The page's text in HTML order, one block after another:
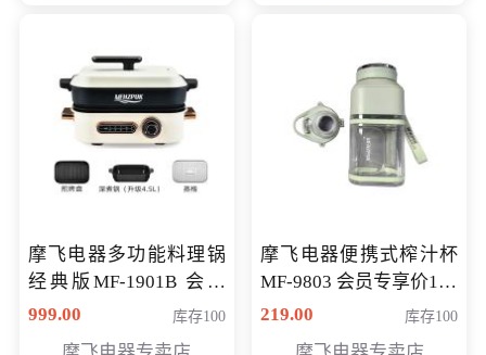
摩飞电器多功能料理锅
经典版MF-1901B 会员
专享价399元
999.00 库存100
摩飞电器便携式榨汁杯
MF-9803 会员专享价138
元
219.00 库存100